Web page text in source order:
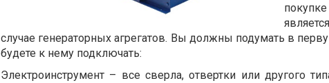
случае генераторных агрегатов. Вы должны подумать в
будете к нему подключать:
Электроинструмент – все сверла, отвертки или другого